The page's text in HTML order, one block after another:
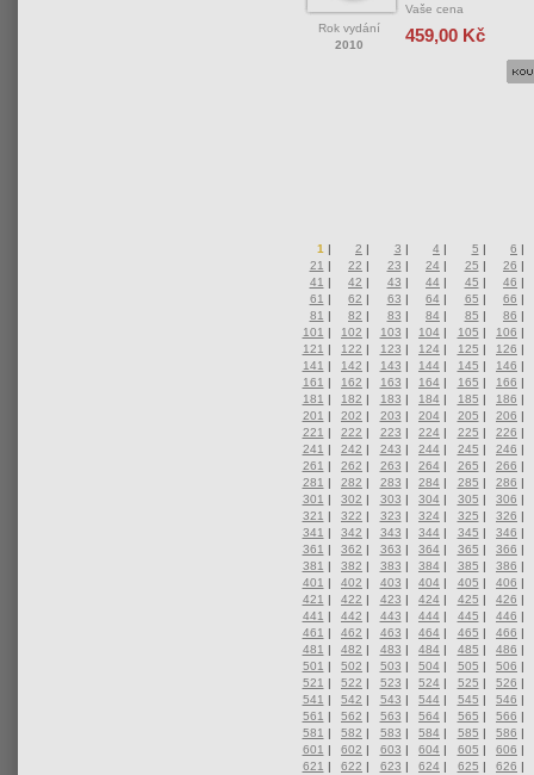
Rok vydání
2010
Vaše cena
459,00 Kč
1 | 2 | 3 | 4 | 5 | 6 |
21 | 22 | 23 | 24 | 25 | 26 |
41 | 42 | 43 | 44 | 45 | 46 |
61 | 62 | 63 | 64 | 65 | 66 |
81 | 82 | 83 | 84 | 85 | 86 |
101 | 102 | 103 | 104 | 105 | 106 |
121 | 122 | 123 | 124 | 125 | 126 |
141 | 142 | 143 | 144 | 145 | 146 |
161 | 162 | 163 | 164 | 165 | 166 |
181 | 182 | 183 | 184 | 185 | 186 |
201 | 202 | 203 | 204 | 205 | 206 |
221 | 222 | 223 | 224 | 225 | 226 |
241 | 242 | 243 | 244 | 245 | 246 |
261 | 262 | 263 | 264 | 265 | 266 |
281 | 282 | 283 | 284 | 285 | 286 |
301 | 302 | 303 | 304 | 305 | 306 |
321 | 322 | 323 | 324 | 325 | 326 |
341 | 342 | 343 | 344 | 345 | 346 |
361 | 362 | 363 | 364 | 365 | 366 |
381 | 382 | 383 | 384 | 385 | 386 |
401 | 402 | 403 | 404 | 405 | 406 |
421 | 422 | 423 | 424 | 425 | 426 |
441 | 442 | 443 | 444 | 445 | 446 |
461 | 462 | 463 | 464 | 465 | 466 |
481 | 482 | 483 | 484 | 485 | 486 |
501 | 502 | 503 | 504 | 505 | 506 |
521 | 522 | 523 | 524 | 525 | 526 |
541 | 542 | 543 | 544 | 545 | 546 |
561 | 562 | 563 | 564 | 565 | 566 |
581 | 582 | 583 | 584 | 585 | 586 |
601 | 602 | 603 | 604 | 605 | 606 |
621 | 622 | 623 | 624 | 625 | 626 |